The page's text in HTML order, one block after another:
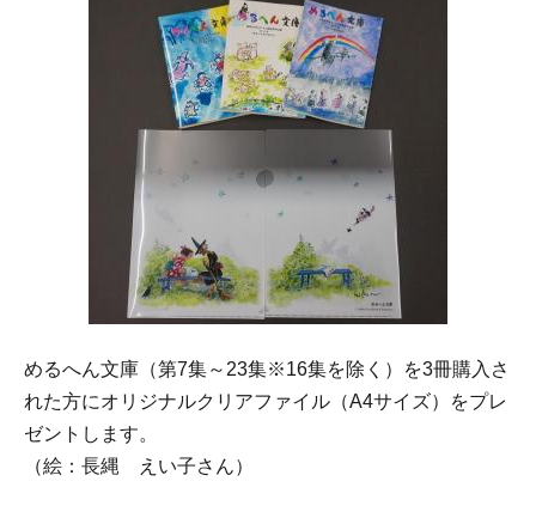
めるへん文庫（第7集～23集※16集を除く）を3冊購入さ
れた方にオリジナルクリアファイル（A4サイズ）をプレ
ゼントします。
（絵：長縄 えい子さん）